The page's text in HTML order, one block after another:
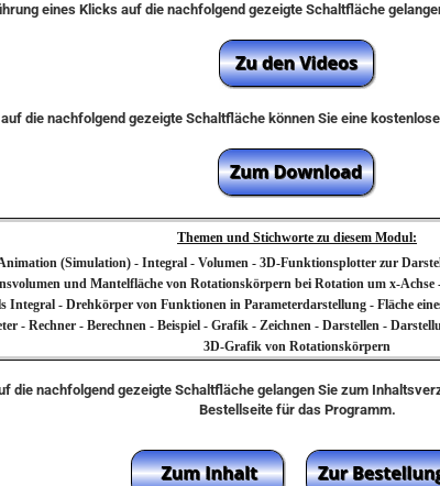
eines Klicks auf die nachfolgend gezeigte Schaltfläche
die nachfolgend gezeigte Schaltfläche können Sie eine
Themen und Stichworte zu diesem Modul:
(Simulation) - Integral - Volumen - 3D-Funktionsplotter zur
und Mantelfläche von Rotationskörpern bei Rotation um x-
Integral - Drehkörper von Funktionen in Parameterdarstellung - Fläche
- Rechner - Berechnen - Beispiel - Grafik - Zeichnen - Darstellen -
3D-Grafik von Rotationskörpern
die nachfolgend gezeigte Schaltfläche gelangen Sie zum
Bestellseite für das Programm.